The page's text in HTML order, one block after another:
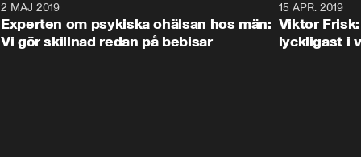
2 MAJ 2019
Experten om psykiska ohälsan hos män:
Vi gör skillnad redan på bebisar
15 APR. 2019
Viktor
lyckligast i